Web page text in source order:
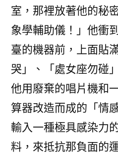
室，那裡放著他的秘
象學輔助儀！」他衝
臺的機器前，上面貼
哭」、「處女座勿碰
他用廢棄的唱片機和
算器改造而成的「情
輸入一種極具感染力
料，來抵抗那負面的